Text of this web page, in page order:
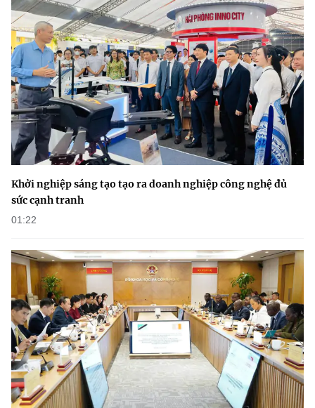
(Ghi rõ nguồn "https://mst.gov.vn" khi phát hành lại thông tin từ
website này)
Khởi nghiệp sáng tạo tạo ra doanh nghiệp công nghệ đủ
sức cạnh tranh
01:22